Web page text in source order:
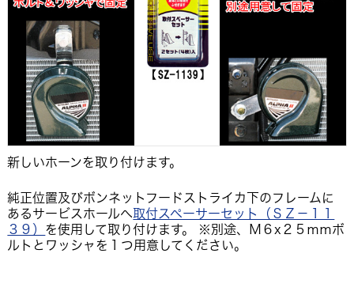
新しいホーンを取り付けます。
純正位置及びボンネットフードストライカ下のフレームに
あるサービスホールへ取付スペーサーセット（ＳＺ－１１
３９） を使用して取り付けます。 ※別途、Ｍ６x２５ｍｍボ
ルトとワッシャを１つ用意してください。